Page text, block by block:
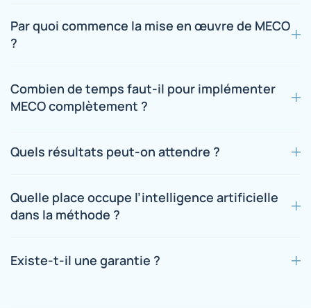
Par quoi commence la mise en œuvre de MECO
?
Combien de temps faut-il pour implémenter
MECO complètement ?
Quels résultats peut-on attendre ?
Quelle place occupe l’intelligence artificielle
dans la méthode ?
Existe-t-il une garantie ?